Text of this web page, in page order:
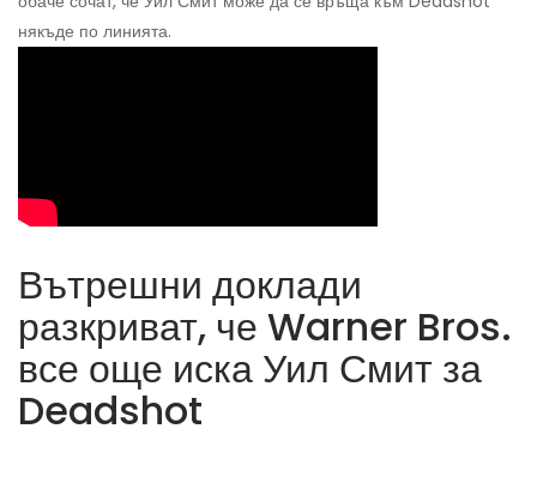
някъде по линията.
Вътрешни доклади
разкриват, че Warner Bros.
все още иска Уил Смит за
Deadshot